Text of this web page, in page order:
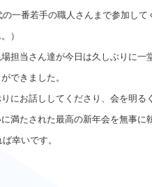
一番若手の職人さんまで参加して
）
担当さん達が今日は久しぶりに一
できました。
にお話ししてくださり、会を明る
満たされた最高の新年会を無事に
幸いです。